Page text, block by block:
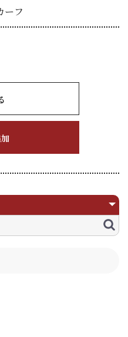
ーフ